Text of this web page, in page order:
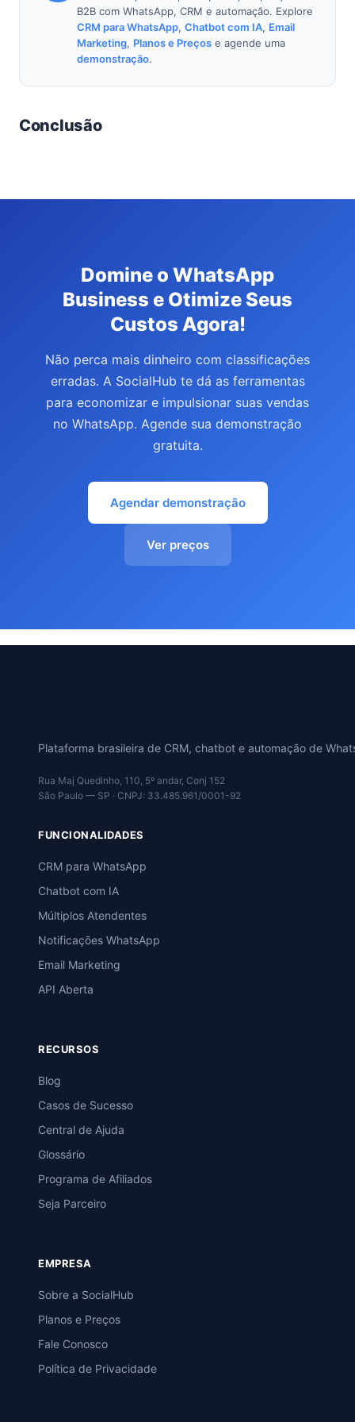
B2B com WhatsApp, CRM e automação. Explore
CRM para WhatsApp, Chatbot com IA, Email
Marketing, Planos e Preços e agende uma
demonstração.
Conclusão
Domine o WhatsApp
Business e Otimize Seus
Custos Agora!
Não perca mais dinheiro com classificações
erradas. A SocialHub te dá as ferramentas
para economizar e impulsionar suas vendas
no WhatsApp. Agende sua demonstração
gratuita.
Agendar demonstração
Ver preços
Plataforma brasileira de CRM, chatbot e automação de
Rua Maj Quedinho, 110, 5º andar, Conj 152
São Paulo — SP · CNPJ: 33.485.961/0001-92
FUNCIONALIDADES
CRM para WhatsApp
Chatbot com IA
Múltiplos Atendentes
Notificações WhatsApp
Email Marketing
API Aberta
RECURSOS
Blog
Casos de Sucesso
Central de Ajuda
Glossário
Programa de Afiliados
Seja Parceiro
EMPRESA
Sobre a SocialHub
Planos e Preços
Fale Conosco
Política de Privacidade